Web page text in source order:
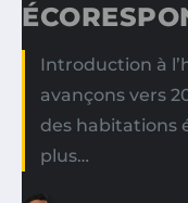
Introduction à
avançons vers
des habitations
plus…